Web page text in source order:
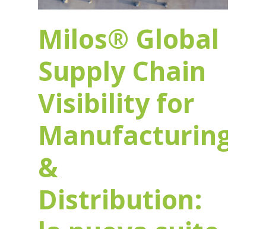
Milos® Global
Supply Chain
Visibility for
Manufacturing
&
Distribution: